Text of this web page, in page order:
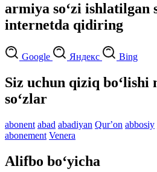
armiya so‘zi ishlatilgan
internetda qidiring
Google Яндекс Bing
Siz uchun qiziq bo‘lishi
so‘zlar
abonent abad abadiyan Qurʼon abbosiy
abonement Venera
Alifbo bo‘yicha